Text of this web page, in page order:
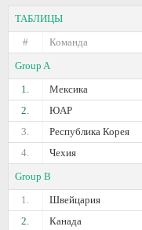
ТАБЛИЦЫ
#
Команда
Group A
1.
Мексика
2.
ЮАР
3.
Республика Корея
4.
Чехия
Group B
1.
Швейцария
2.
Канада